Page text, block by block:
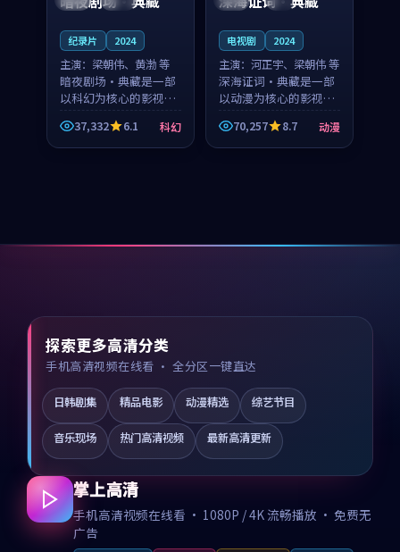
纪录片 2024
主演： 梁朝伟、黄渤 等
暗夜剧场·典藏是一部
以科幻为核心的影视作
品，围绕危机、反转与
人物成长展开，整体节
奏紧凑，值得推荐观
37,332 6.1 科幻
电视剧 2024
主演： 河正宇、梁朝伟 等
深海证词·典藏是一部
以动漫为核心的影视作
品，围绕危机、反转与
人物成长展开，整体节
奏紧凑，值得推荐观
70,257 8.7 动漫
探索更多高清分类
手机高清视频在线看 · 全分区一键直达
日韩剧集 精品电影 动漫精选 综艺节目
音乐现场 热门高清视频 最新高清更新
掌上高清
手机高清视频在线看 · 1080P / 4K 流畅播放 · 免费无
广告